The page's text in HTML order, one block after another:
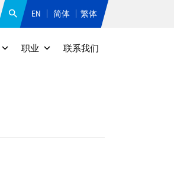
EN 简体 繁体
职业 联系我们